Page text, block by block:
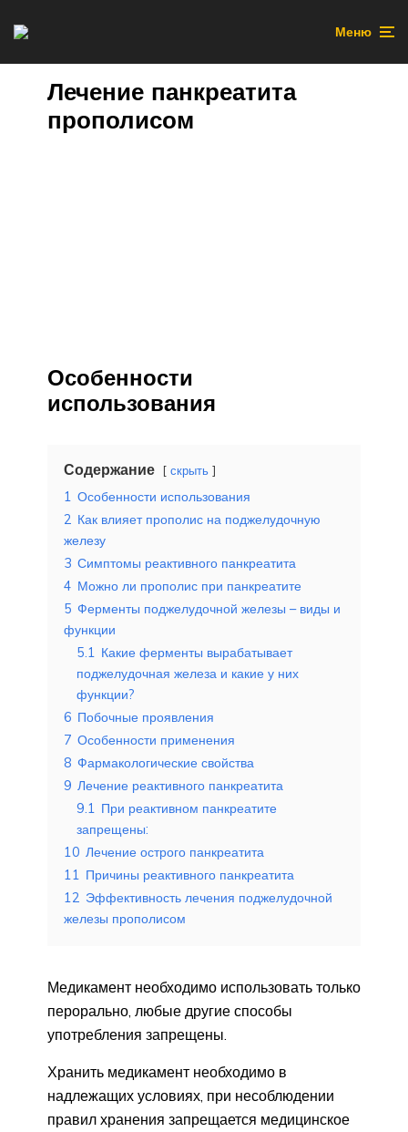
Меню
Лечение панкреатита
прополисом
Особенности
использования
Содержание скрыть
1 Особенности использования
2 Как влияет прополис на поджелудочную
железу
3 Симптомы реактивного панкреатита
4 Можно ли прополис при панкреатите
5 Ферменты поджелудочной железы – виды и
функции
5.1 Какие ферменты вырабатывает
поджелудочная железа и какие у них
функции?
6 Побочные проявления
7 Особенности применения
8 Фармакологические свойства
9 Лечение реактивного панкреатита
9.1 При реактивном панкреатите
запрещены:
10 Лечение острого панкреатита
11 Причины реактивного панкреатита
12 Эффективность лечения поджелудочной
железы прополисом
Медикамент необходимо использовать только
перорально, любые другие способы
употребления запрещены.
Хранить медикамент необходимо в
надлежащих условиях, при несоблюдении
правил хранения запрещается медицинское